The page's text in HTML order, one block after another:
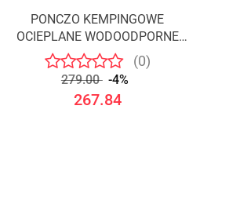
PONCZO KEMPINGOWE
OCIEPLANE WODOODPORNE
/OFFLANDER(0)
279.00 -4%
267.84